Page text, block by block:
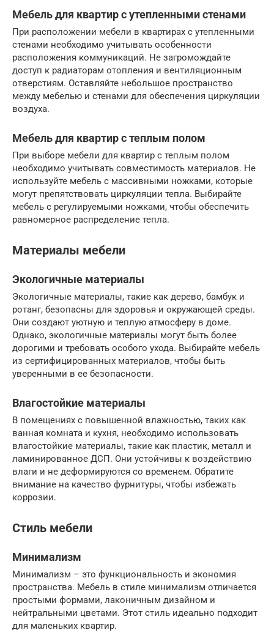
Мебель для квартир с утепленными стенами
При расположении мебели в квартирах с утепленными
стенами необходимо учитывать особенности
расположения коммуникаций. Не загромождайте
доступ к радиаторам отопления и вентиляционным
отверстиям. Оставляйте небольшое пространство
между мебелью и стенами для обеспечения циркуляции
воздуха.
Мебель для квартир с теплым полом
При выборе мебели для квартир с теплым полом
необходимо учитывать совместимость материалов. Не
используйте мебель с массивными ножками, которые
могут препятствовать циркуляции тепла. Выбирайте
мебель с регулируемыми ножками, чтобы обеспечить
равномерное распределение тепла.
Материалы мебели
Экологичные материалы
Экологичные материалы, такие как дерево, бамбук и
ротанг, безопасны для здоровья и окружающей среды.
Они создают уютную и теплую атмосферу в доме.
Однако, экологичные материалы могут быть более
дорогими и требовать особого ухода. Выбирайте мебель
из сертифицированных материалов, чтобы быть
уверенными в ее безопасности.
Влагостойкие материалы
В помещениях с повышенной влажностью, таких как
ванная комната и кухня, необходимо использовать
влагостойкие материалы, такие как пластик, металл и
ламинированное ДСП. Они устойчивы к воздействию
влаги и не деформируются со временем. Обратите
внимание на качество фурнитуры, чтобы избежать
коррозии.
Стиль мебели
Минимализм
Минимализм – это функциональность и экономия
пространства. Мебель в стиле минимализм отличается
простыми формами, лаконичным дизайном и
нейтральными цветами. Этот стиль идеально подходит
для маленьких квартир.